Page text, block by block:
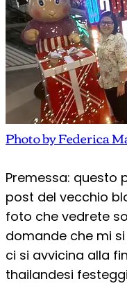
Photo by Federica
Premessa: questo
post del vecchio
foto che vedrete
domande che mi
ci si avvicina alla
thailandesi